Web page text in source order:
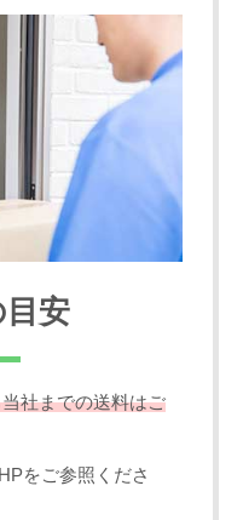
安
社までの送料はご
をご参照くださ